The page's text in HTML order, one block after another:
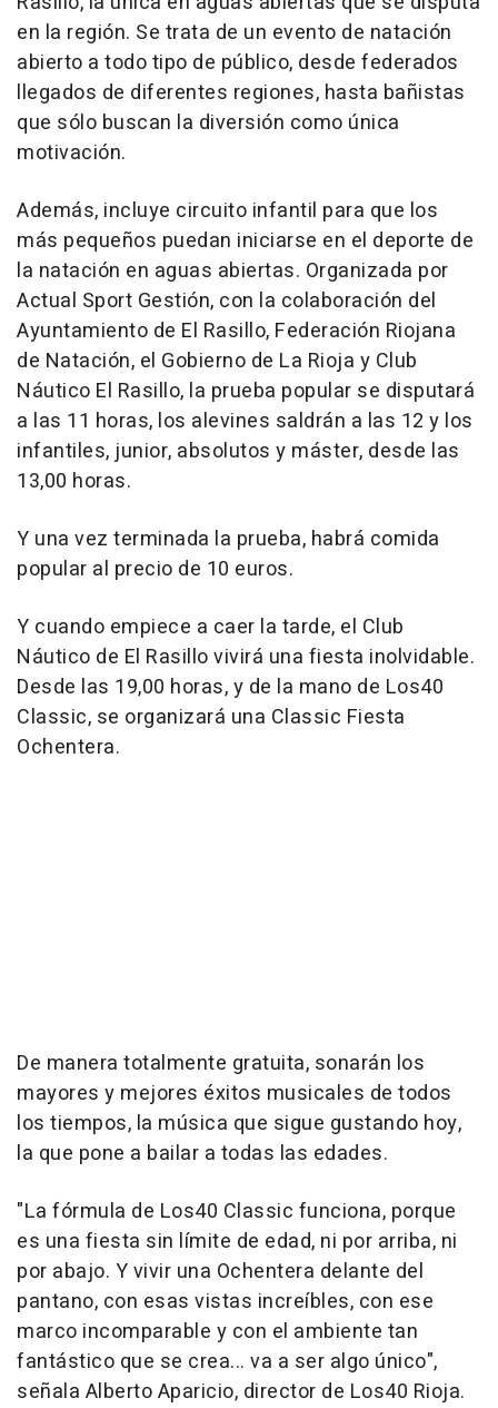
en la región. Se trata de un evento de natación
abierto a todo tipo de público, desde federados
llegados de diferentes regiones, hasta bañistas
que sólo buscan la diversión como única
motivación.
Además, incluye circuito infantil para que los
más pequeños puedan iniciarse en el deporte de
la natación en aguas abiertas. Organizada por
Actual Sport Gestión, con la colaboración del
Ayuntamiento de El Rasillo, Federación Riojana
de Natación, el Gobierno de La Rioja y Club
Náutico El Rasillo, la prueba popular se disputará
a las 11 horas, los alevines saldrán a las 12 y los
infantiles, junior, absolutos y máster, desde las
13,00 horas.
Y una vez terminada la prueba, habrá comida
popular al precio de 10 euros.
Y cuando empiece a caer la tarde, el Club
Náutico de El Rasillo vivirá una fiesta inolvidable.
Desde las 19,00 horas, y de la mano de Los40
Classic, se organizará una Classic Fiesta
Ochentera.
De manera totalmente gratuita, sonarán los
mayores y mejores éxitos musicales de todos
los tiempos, la música que sigue gustando hoy,
la que pone a bailar a todas las edades.
"La fórmula de Los40 Classic funciona, porque
es una fiesta sin límite de edad, ni por arriba, ni
por abajo. Y vivir una Ochentera delante del
pantano, con esas vistas increíbles, con ese
marco incomparable y con el ambiente tan
fantástico que se crea... va a ser algo único",
señala Alberto Aparicio, director de Los40 Rioja.